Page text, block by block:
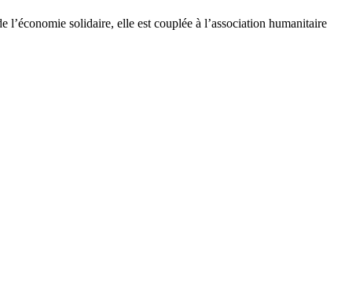
solidaire, elle est couplée à l’association humanitaire